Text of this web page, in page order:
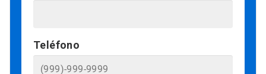
Teléfono